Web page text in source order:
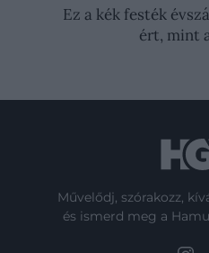
Ez a kék festék
ért, mint
Művelődj, szórakozz,
és ismerd meg a